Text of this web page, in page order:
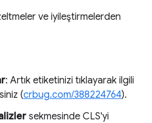
ve iyileştirmelerden
: Artık etiketinizi tıklayarak ilgili
(crbug.com/388224764).
sekmesinde CLS'yi